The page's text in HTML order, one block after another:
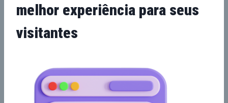
melhor experiência para seus
visitantes